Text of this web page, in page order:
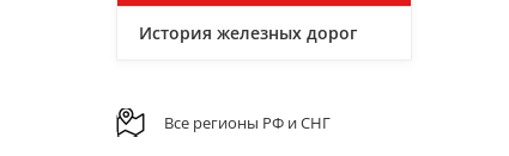
История железных дорог
Все регионы РФ и СНГ